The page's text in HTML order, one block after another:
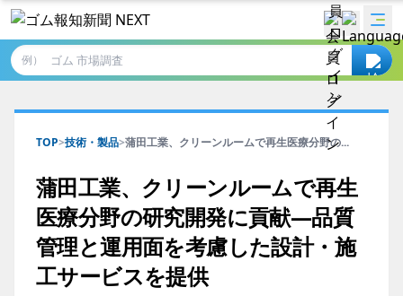
例）
TOP>技術・製品>蒲田工業、クリーンルームで再生医療分野の...
蒲田工業、クリーンルームで再生
医療分野の研究開発に貢献―品質
管理と運用面を考慮した設計・施
工サービスを提供